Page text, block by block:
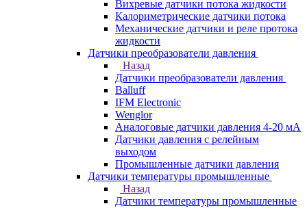
Вихревые датчики потока жидкости
Калориметрические датчики потока
Механические датчики и реле протока
жидкости
Датчики преобразователи давления
Назад
Датчики преобразователи давления
Balluff
IFM Electronic
Wenglor
Аналоговые датчики давления 4-20 мА
Датчики давления с релейным
выходом
Промышленные датчики давления
Датчики температуры промышленные
Назад
Датчики температуры промышленные